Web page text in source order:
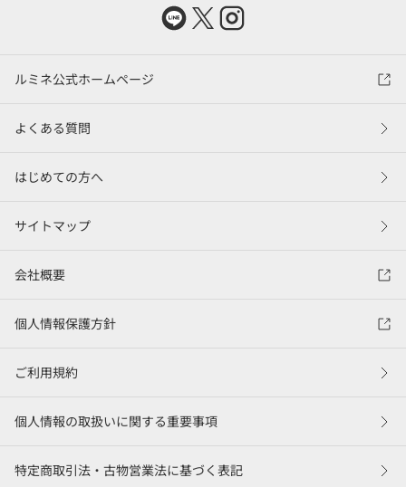
ルミネ公式ホームページ
よくある質問
はじめての方へ
サイトマップ
会社概要
個人情報保護方針
ご利用規約
個人情報の取扱いに関する重要事項
特定商取引法・古物営業法に基づく表記